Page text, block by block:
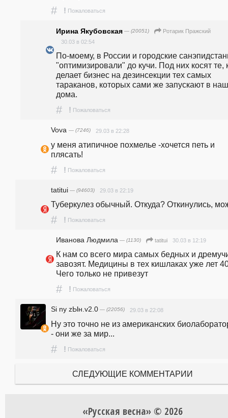
# ! Пожаловаться
Ирина Якубовская — (20051)
Ротарик Пражский
30.03 в 02:54
По-моему, в России и городские
"оптимизировали" до кучи. Под них косят те,
делает бизнес на дезинсекции тех самых
тараканов, которых сами же запускают в
дома.
# ! Пожаловаться
Vova — (7246) 29.03 в 22:28
у меня атипичное похмелье -хочется петь и
плясать!
# ! Пожаловаться
tatitui — (94603) 29.03 в 22:19
Туберкулез обычный. Откуда? Откинулись,
# ! Пожаловаться
Иванова Людмила — (1130) tatitui 30.03 в 12:19
К нам со всего мира самых бедных и
завозят. Медицины в тех кишлаках уже лет
Чего только не привезут
# ! Пожаловаться
Si ny zЫн.v2.0 — (22056) 29.03 в 22:08
Ну это точно не из американских
- они же за мир...
# ! Пожаловаться
СЛЕДУЮЩИЕ КОММЕНТАРИИ
«Русская весна» © 2026